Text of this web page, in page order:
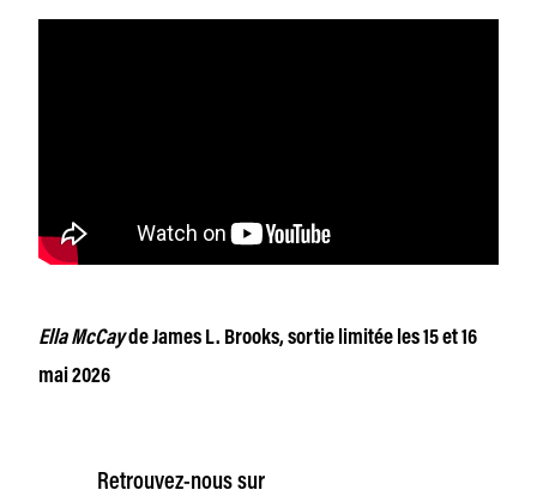
Ella McCayde James L. Brooks, sortie limitée les15 et 16
mai 2026
Retrouvez-nous sur